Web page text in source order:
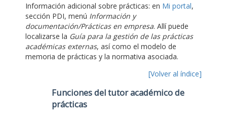
Información adicional sobre prácticas: en Mi portal,
sección PDI, menú Información y
documentación/Prácticas en empresa. Allí puede
localizarse la Guía para la gestión de las prácticas
académicas externas, así como el modelo de
memoria de prácticas y la normativa asociada.
[Volver al índice]
Funciones del tutor académico de
prácticas